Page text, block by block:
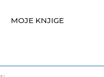
MOJE KNJIGE